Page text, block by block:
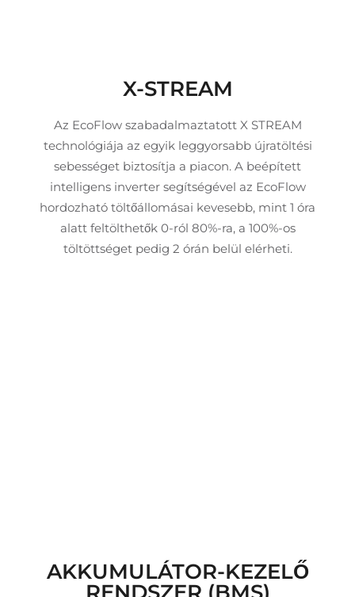
X-STREAM
Az EcoFlow szabadalmaztatott X STREAM
technológiája az egyik leggyorsabb újratöltési
sebességet biztosítja a piacon. A beépített
intelligens inverter segítségével az EcoFlow
hordozható töltőállomásai kevesebb, mint 1 óra
alatt feltölthetők 0-ról 80%-ra, a 100%-os
töltöttséget pedig 2 órán belül elérheti.
AKKUMULÁTOR-KEZELŐ